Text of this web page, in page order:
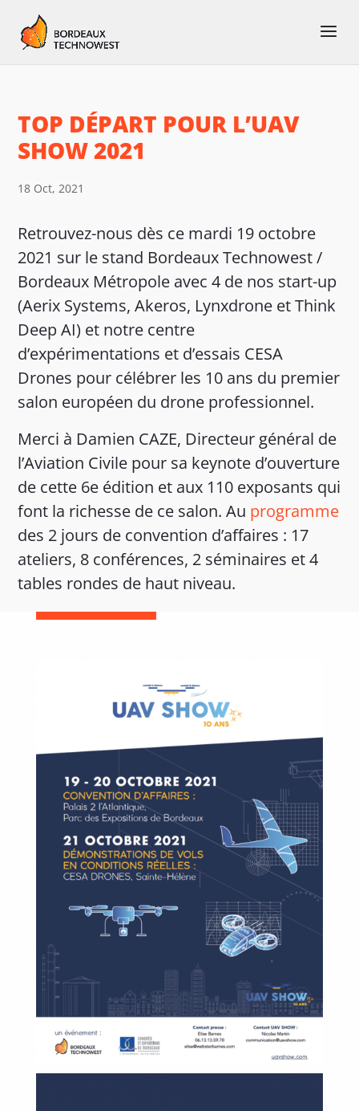
TOP DÉPART POUR L’UAV
SHOW 2021
18 Oct, 2021
Retrouvez-nous dès ce mardi 19 octobre
2021 sur le stand Bordeaux Technowest /
Bordeaux Métropole avec 4 de nos start-up
(Aerix Systems, Akeros, Lynxdrone et Think
Deep AI) et notre centre
d’expérimentations et d’essais CESA
Drones pour célébrer les 10 ans du premier
salon européen du drone professionnel.
Merci à Damien CAZE, Directeur général de
l’Aviation Civile pour sa keynote d’ouverture
de cette 6e édition et aux 110 exposants qui
font la richesse de ce salon. Au programme
des 2 jours de convention d’affaires : 17
ateliers, 8 conférences, 2 séminaires et 4
tables rondes de haut niveau.